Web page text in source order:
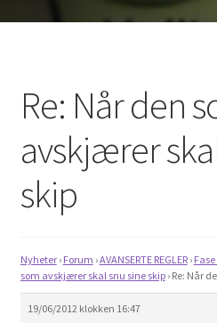
Hjem
English
My Account
Spilleregler
Om spillet
Bilder
Re: Når den
avskjærer
skip
Nyheter › Forum ›AVANSERTE REGLER ›
som avskjærer skal snu sine skip › Re: Når
19/06/2012 klokken 16:47